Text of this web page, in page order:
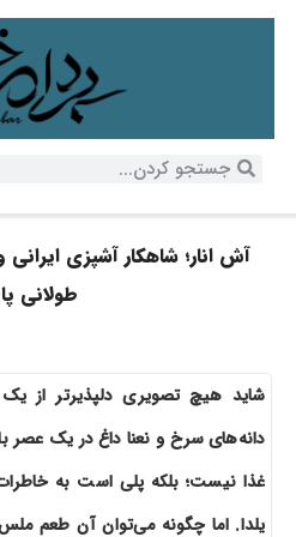
آش انار؛ شاهکار آشپزی
طولانی پاییز
شاید هیچ تصویری دلپذیرتر از یک
دانه‌های سرخ و نعنا داغ در یک عصر
غذا نیست؛ بلکه پلی است به خاطرات
یلدا. اما چگونه می‌توان آن طعم